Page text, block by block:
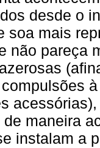
desde o
soa mais
não pareça
maneira
instalam a